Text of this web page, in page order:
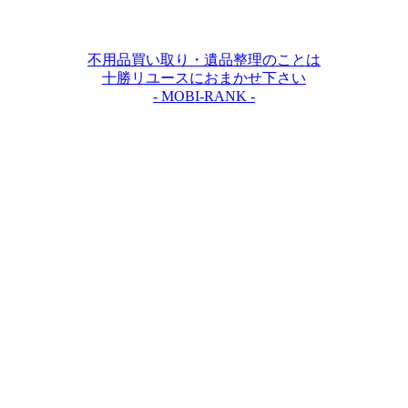
不用品買い取り・遺品整理のことは
十勝リユースにおまかせ下さい
- MOBI-RANK -